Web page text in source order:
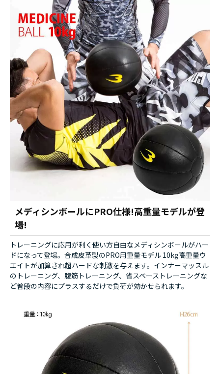
メディシンボールにPRO仕様!高重量モデルが登
場!
トレーニングに応用が利く使い方自由なメディシンボールがハー
ドになって登場。合成皮革製のPRO用重量モデル 10kg高重量ウ
エイトが加算され超ハードな刺激を与えます。インナーマッスル
のトレーニング、腹筋トレーニング、省スペーストレーニングな
ど普段の内容にプラスするだけで負荷が効かせられます。